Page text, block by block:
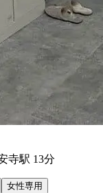
寺駅 13分
女性専用